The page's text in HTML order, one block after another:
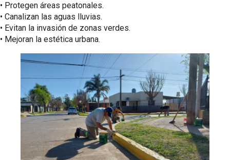
•⁠ ⁠Protegen áreas peatonales.
•⁠ ⁠Canalizan las aguas lluvias.
•⁠ ⁠Evitan la invasión de zonas verdes.
•⁠ ⁠Mejoran la estética urbana.